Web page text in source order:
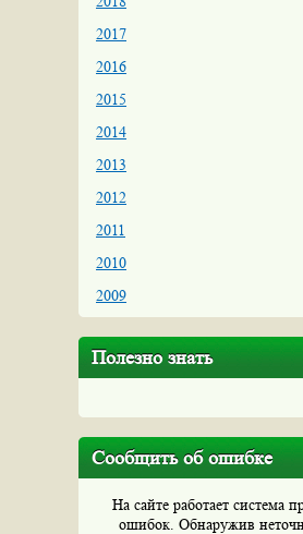
2017
2016
2015
2014
2013
2012
2011
2010
2009
Полезно знать
Сообщить об ошибке
На сайте работает система
ошибок. Обнаружив